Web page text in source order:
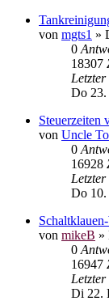
von mgts1 »
0
18307
Do 23.
Steuerzeiten
von Uncle
0
16928
Do 10.
von mikeB »
0
16947
Di 22.